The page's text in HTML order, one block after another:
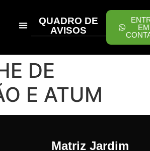
QUADRO DE
AVISOS
EM
DE
E ATUM
Matriz Jardim